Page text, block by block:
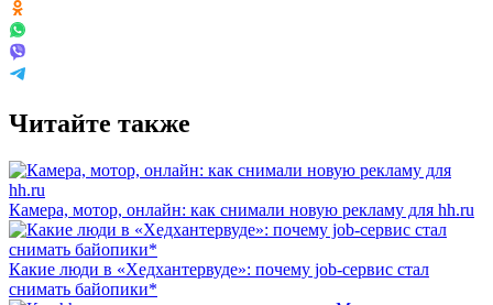
Читайте также
Камера, мотор, онлайн: как снимали новую рекламу для hh.ru
Какие люди в «Хедхантервуде»: почему job-сервис стал
снимать байопики*